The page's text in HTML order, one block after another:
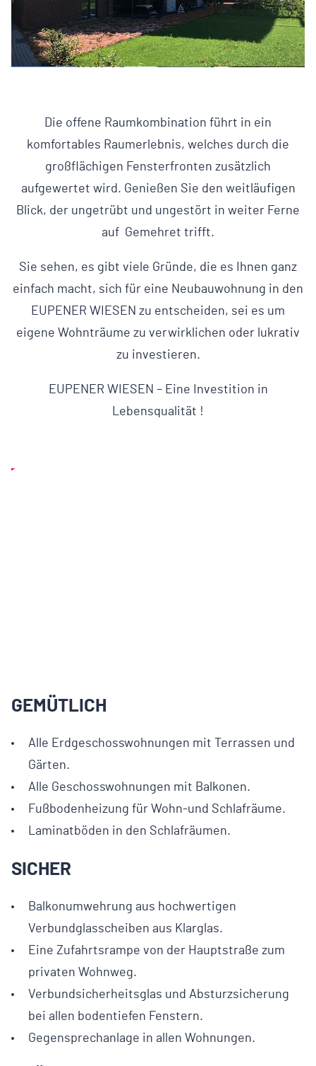
Die offene Raumkombination führt in ein
komfortables Raumerlebnis, welches durch die
großflächigen Fensterfronten zusätzlich
aufgewertet wird. Genießen Sie den weitläufigen
Blick, der ungetrübt und ungestört in weiter Ferne
auf Gemehret trifft.
Sie sehen, es gibt viele Gründe, die es Ihnen ganz
einfach macht, sich für eine Neubauwohnung in den
EUPENER WIESEN zu entscheiden, sei es um
eigene Wohnträume zu verwirklichen oder lukrativ
zu investieren.
EUPENER WIESEN – Eine Investition in
Lebensqualität !
Play
GEMÜTLICH
Alle Erdgeschosswohnungen mit Terrassen und
Gärten.
Alle Geschosswohnungen mit Balkonen.
Fußbodenheizung für Wohn-und Schlafräume.
Laminatböden in den Schlafräumen.
SICHER
Balkonumwehrung aus hochwertigen
Verbundglasscheiben aus Klarglas.
Eine Zufahrtsrampe von der Hauptstraße zum
privaten Wohnweg.
Verbundsicherheitsglas und Absturzsicherung
bei allen bodentiefen Fenstern.
Gegensprechanlage in allen Wohnungen.